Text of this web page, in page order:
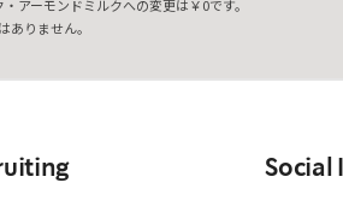
アーモンドミルクへの変更は￥0です。
ありません。
Social